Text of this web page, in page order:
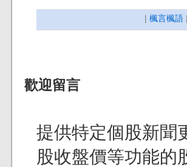
| 楓言楓語 |
歡迎留言
提供特定個股新聞
股收盤價等功能的